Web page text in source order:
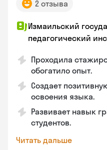
2 отзыва
Измаильский
педагогический
Проходила
обогатило опыт.
Создает
освоения языка.
Развивает навык
студентов.
Читать дальше